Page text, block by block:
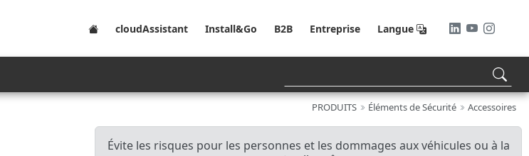
cloudAssistant Install&Go B2B Entreprise Langue
PRODUITS Éléments de Sécurité Accessoires
Évite les risques pour les personnes et les dommages aux véhicules ou à la